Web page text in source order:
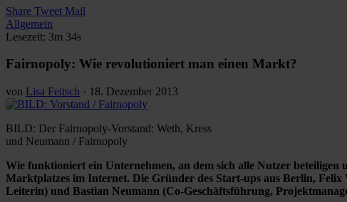
Share Tweet Mail
Allgemein
Lesezeit: 3m 34s
Fairnopoly: Wie revolutioniert man einen Markt?
von Lisa Feitsch · 18. Dezember 2013
BILD: Der Fairnopoly-Vorstand: Weth, Kress
und Neumann / Fairnopoly
Wie funktioniert ein Unternehmen, an dem sich alle Nutzer
Marktplatzes im Internet. Die Gründer des Start-ups aus Berlin,
Leiterin) und Bastian Neumann (Co-Geschäftsführung,